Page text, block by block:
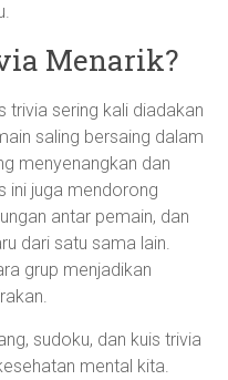
Menarik?
trivia sering kali diadakan
saling bersaing dalam
menyenangkan dan
ini juga mendorong
antar pemain, dan
dari satu sama lain.
grup menjadikan
sudoku, dan kuis trivia
mental kita.